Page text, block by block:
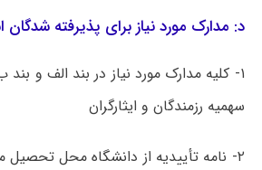
د: مدارک مورد نیاز برای پذیرفته
۱- کلیه مدارک مورد نیاز در بند الف و
سهمیه رزمندگان و ایثارگران
۲- نامه تأییدیه از دانشگاه محل تحصیل